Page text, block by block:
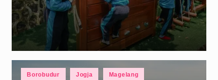
Borobudur Jogja Magelang